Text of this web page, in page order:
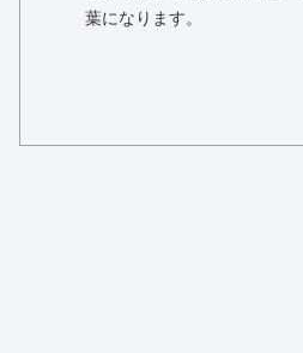
葉になります。